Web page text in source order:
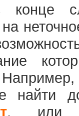
конце
на
найти
,